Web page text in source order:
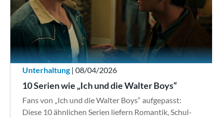
Unterhaltung| 08/04/2026
10 Serien wie „Ich und die Walter Boys“
Fans von „Ich und die Walter Boys“ aufgepasst:
Diese 10 ähnlichen Serien liefern Romantik, Schul-